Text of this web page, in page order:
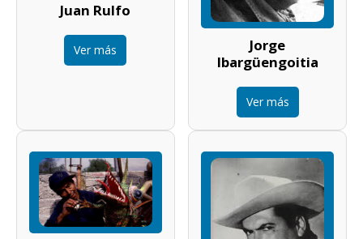
Juan Rulfo
Ver más
Jorge
Ibargüengoitia
Ver más